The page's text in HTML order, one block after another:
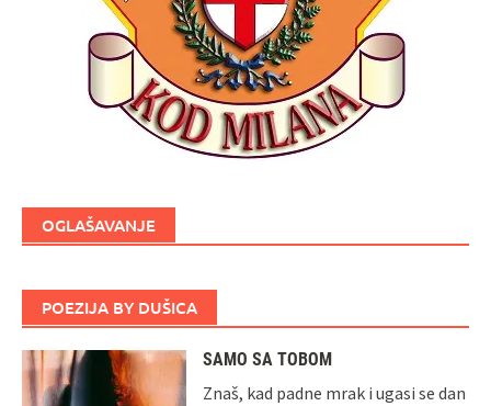
OGLAŠAVANJE
POEZIJA BY DUŠICA
SAMO SA TOBOM
Znaš, kad padne mrak i ugasi se dan